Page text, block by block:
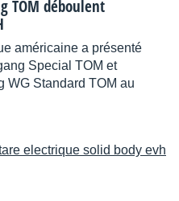
TOM déboulent
américaine a présenté
Special TOM et
WG Standard TOM au
electrique solid body evh